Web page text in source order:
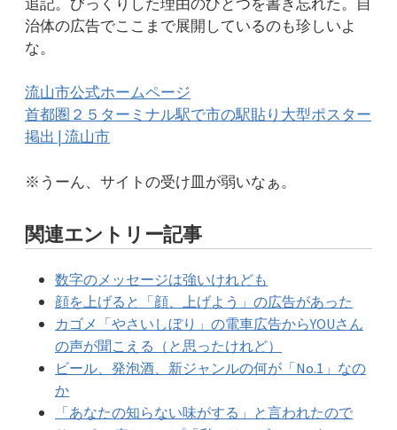
治体の広告でここまで展開しているのも珍しいよ
な。
流山市公式ホームページ
首都圏２５ターミナル駅で市の駅貼り大型ポスター
掲出 | 流山市
※うーん、サイトの受け皿が弱いなぁ。
関連エントリー記事
数字のメッセージは強いけれども
顔を上げると「顔、上げよう」の広告があった
カゴメ「やさいしぼり」の電車広告からYOUさん
の声が聞こえる（と思ったけれど）
ビール、発泡酒、新ジャンルの何が「No.1」なの
か
「あなたの知らない味がする」と言われたので